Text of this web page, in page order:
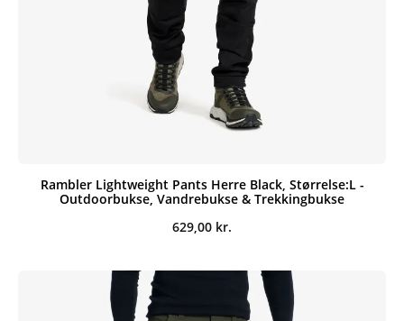
Rambler Lightweight Pants Herre Black, Størrelse:L -
Outdoorbukse, Vandrebukse & Trekkingbukse
629,00 kr.